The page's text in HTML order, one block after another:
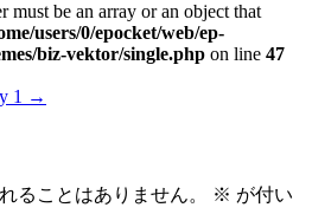
must be an array or an object that
users/0/epocket/web/ep-
biz-vektor/single.php on line 47
1 →
ることはありません。 ※ が付い